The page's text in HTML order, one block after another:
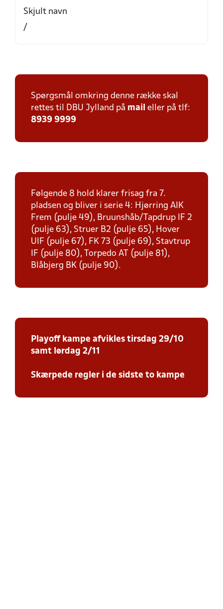
Skjult navn
/
Spørgsmål omkring denne række skal
rettes til DBU Jylland på mail eller på tlf:
8939 9999
Følgende 8 hold klarer frisag fra 7.
pladsen og bliver i serie 4: Hjørring AIK
Frem (pulje 49), Bruunshåb/Tapdrup IF 2
(pulje 63), Struer B2 (pulje 65), Hover
UIF (pulje 67), FK 73 (pulje 69), Stavtrup
IF (pulje 80), Torpedo AT (pulje 81),
Blåbjerg BK (pulje 90).
Playoff kampe afvikles tirsdag 29/10
samt lørdag 2/11
Skærpede regler i de sidste to kampe